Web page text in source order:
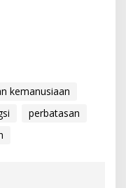
kemanusiaan
perbatasan